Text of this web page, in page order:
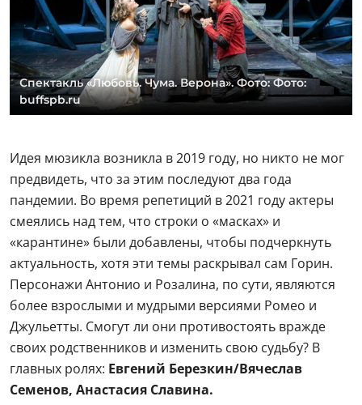
Спектакль «Любовь. Чума. Верона». Фото: Фото:
buffspb.ru
Идея мюзикла возникла в 2019 году, но никто не мог
предвидеть, что за этим последуют два года
пандемии. Во время репетиций в 2021 году актеры
смеялись над тем, что строки о «масках» и
«карантине» были добавлены, чтобы подчеркнуть
актуальность, хотя эти темы раскрывал сам Горин.
Персонажи Антонио и Розалина, по сути, являются
более взрослыми и мудрыми версиями Ромео и
Джульетты. Смогут ли они противостоять вражде
своих родственников и изменить свою судьбу? В
главных ролях: Евгений Березкин/Вячеслав
Семенов, Анастасия Славина.